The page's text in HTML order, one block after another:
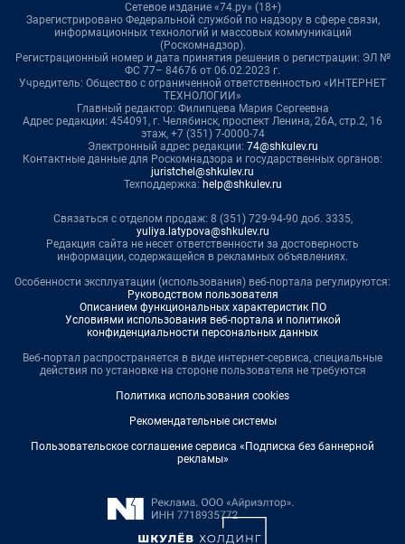
Сетевое издание «74.ру» (18+)
Зарегистрировано Федеральной службой по надзору в сфере связи,
информационных технологий и массовых коммуникаций
(Роскомнадзор).
Регистрационный номер и дата принятия решения о регистрации: ЭЛ №
ФС 77– 84676 от 06.02.2023 г.
Учредитель: Общество с ограниченной ответственностью «ИНТЕРНЕТ
ТЕХНОЛОГИИ»
Главный редактор: Филипцева Мария Сергеевна
Адрес редакции: 454091, г. Челябинск, проспект Ленина, 26А, стр.2, 16
этаж, +7 (351) 7-0000-74
Электронный адрес редакции: 74@shkulev.ru
Контактные данные для Роскомнадзора и государственных органов:
juristchel@shkulev.ru
Техподдержка: help@shkulev.ru
Связаться с отделом продаж: 8 (351) 729-94-90 доб. 3335,
yuliya.latypova@shkulev.ru
Редакция сайта не несет ответственности за достоверность
информации, содержащейся в рекламных объявлениях.
Особенности эксплуатации (использования) веб-портала регулируются:
Руководством пользователя
Описанием функциональных характеристик ПО
Условиями использования веб-портала и политикой
конфиденциальности персональных данных
Веб-портал распространяется в виде интернет-сервиса, специальные
действия по установке на стороне пользователя не требуются
Политика использования cookies
Рекомендательные системы
Пользовательское соглашение сервиса «Подписка без баннерной
рекламы»